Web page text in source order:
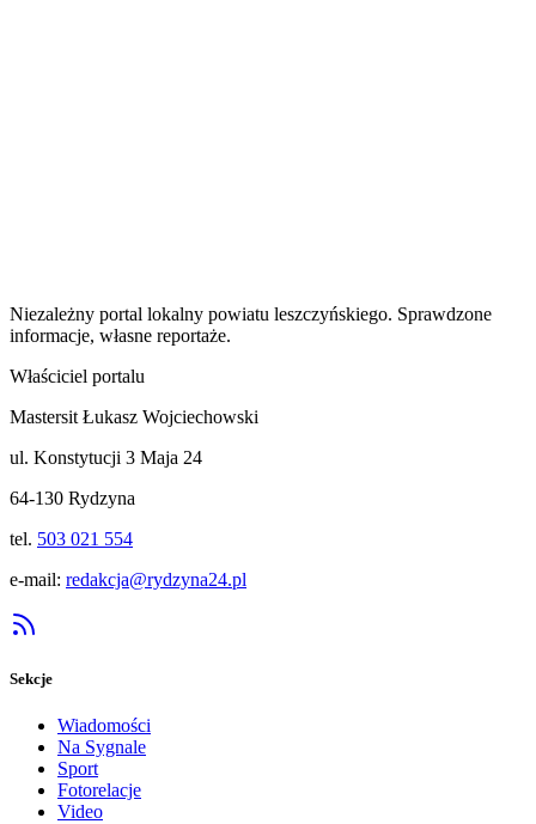
Niezależny portal lokalny powiatu leszczyńskiego. Sprawdzone
informacje, własne reportaże.
Właściciel portalu
Mastersit Łukasz Wojciechowski
ul. Konstytucji 3 Maja 24
64-130 Rydzyna
tel. 503 021 554
e-mail: redakcja@rydzyna24.pl
Sekcje
Wiadomości
Na Sygnale
Sport
Fotorelacje
Video